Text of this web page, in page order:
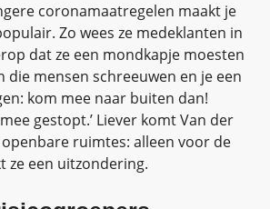
coronamaatregelen maakt je
Zo wees ze medeklanten in
dat ze een mondkapje moesten
die mensen schreeuwen en je een
kom mee naar buiten dan!
gestopt.’ Liever komt Van der
ruimtes: alleen voor de
ze een uitzondering.